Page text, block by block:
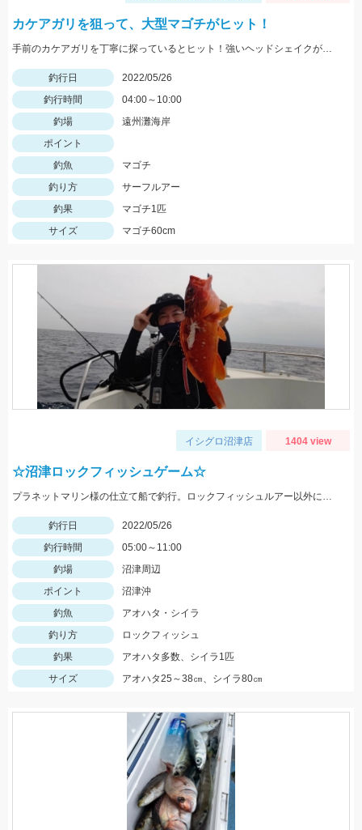
カケアガリを狙って、大型マゴチがヒット！
手前のカケアガリを丁寧に探っているとヒット！強いヘッドシェイクがたまりません！
釣行日
2022/05/26
釣行時間
04:00～10:00
釣場
遠州灘海岸
ポイント
釣魚
マゴチ
釣り方
サーフルアー
釣果
マゴチ1匹
サイズ
マゴチ60cm
イシグロ沼津店 1404 view
☆沼津ロックフィッシュゲーム☆
プラネットマリン様の仕立て船で釣行。ロックフィッシュルアー以外にもテンヤやジグ、キャスティングなどその場に応じて色々な釣りが出来ました。
釣行日
2022/05/26
釣行時間
05:00～11:00
釣場
沼津周辺
ポイント
沼津沖
釣魚
アオハタ・シイラ
釣り方
ロックフィッシュ
釣果
アオハタ多数、シイラ1匹
サイズ
アオハタ25～38㎝、シイラ80㎝